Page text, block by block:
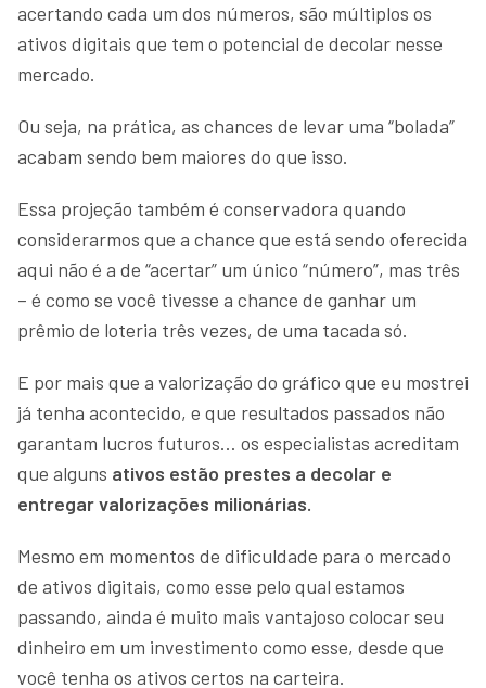
acertando cada um dos números, são múltiplos os
ativos digitais que tem o potencial de decolar nesse
mercado.
Ou seja, na prática, as chances de levar uma “bolada”
acabam sendo bem maiores do que isso.
Essa projeção também é conservadora quando
considerarmos que a chance que está sendo oferecida
aqui não é a de “acertar” um único “número”, mas três
– é como se você tivesse a chance de ganhar um
prêmio de loteria três vezes, de uma tacada só.
E por mais que a valorização do gráfico que eu mostrei
já tenha acontecido, e que resultados passados não
garantam lucros futuros… os especialistas acreditam
que alguns ativos estão prestes a decolar e
entregar valorizações milionárias.
Mesmo em momentos de dificuldade para o mercado
de ativos digitais, como esse pelo qual estamos
passando, ainda é muito mais vantajoso colocar seu
dinheiro em um investimento como esse, desde que
você tenha os ativos certos na carteira.